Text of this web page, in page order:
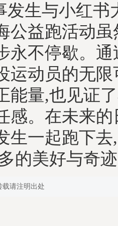
发生与小红书
公益跑活动
永不停歇。
运动员的无
能量,也见证
感。在未来
生一起跑下
的美好与奇
载请注明出处